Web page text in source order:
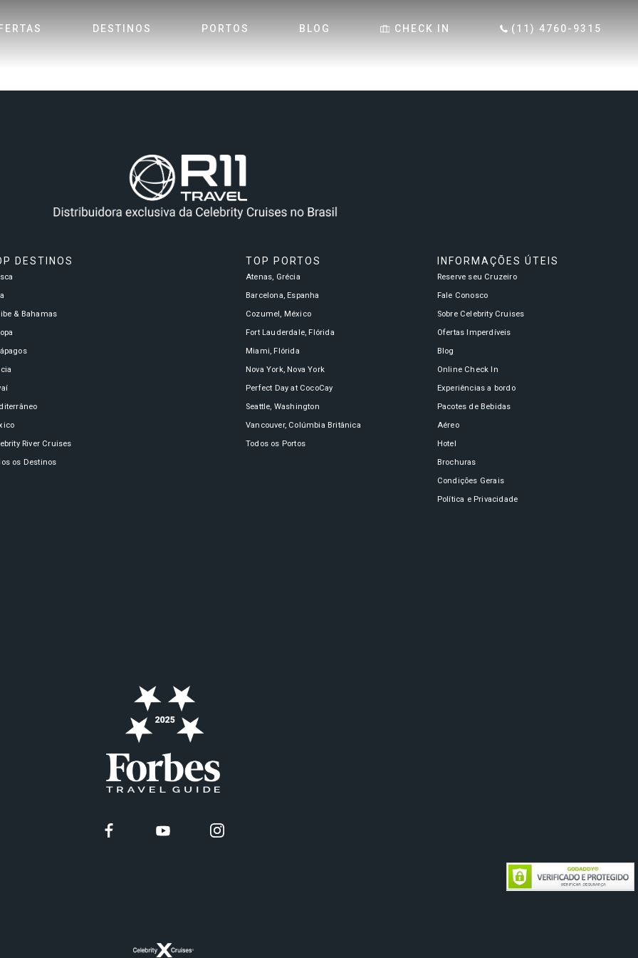
DESTINOS PORTOS BLOG CHECK IN (11) 4760-9315
DESTINOS
& Bahamas
River Cruises
os Destinos
TOP PORTOS
Atenas, Grécia
Barcelona, Espanha
Cozumel, México
Fort Lauderdale, Flórida
Miami, Flórida
Nova York, Nova York
Perfect Day at CocoCay
Seattle, Washington
Vancouver, Colúmbia Britânica
Todos os Portos
INFORMAÇÕES ÚTEIS
Reserve seu Cruzeiro
Fale Conosco
Sobre Celebrity Cruises
Ofertas Imperdíveis
Blog
Online Check In
Experiências a bordo
Pacotes de Bebidas
Aéreo
Hotel
Brochuras
Condições Gerais
Política e Privacidade